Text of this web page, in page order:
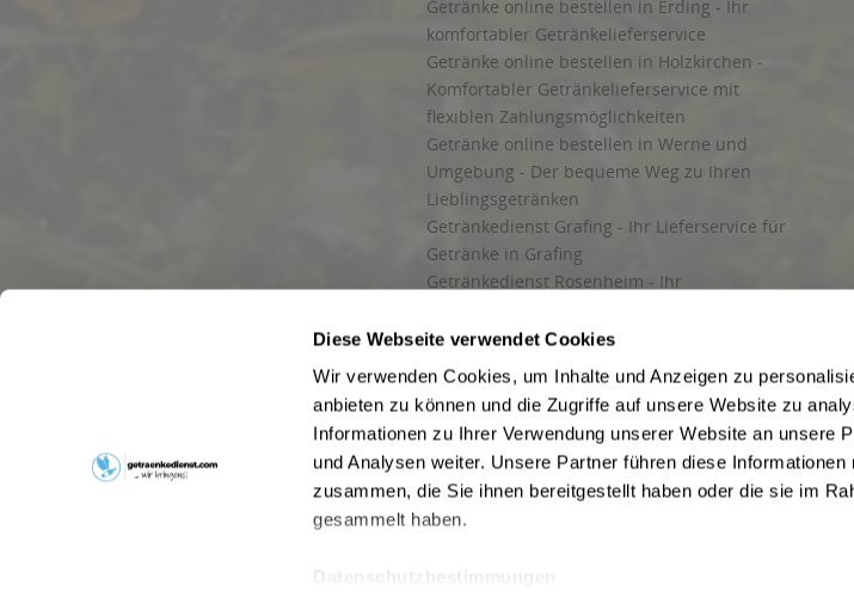
Diese Webseite verwendet Cookies
Wir verwenden Cookies, um Inhalte und Anzeigen zu
anbieten zu können und die Zugriffe auf unsere Website zu
Informationen zu Ihrer Verwendung unserer Website an unsere
und Analysen weiter. Unsere Partner führen diese
zusammen, die Sie ihnen bereitgestellt haben oder die sie im
gesammelt haben.
Getränke online bestellen in Erding - Ihr
komfortabler Getränkelieferservice
Getränke online bestellen in Holzkirchen -
Komfortabler Getränkelieferservice mit
flexiblen Zahlungsmöglichkeiten
Getränke online bestellen in Werne und
Umgebung - Der bequeme Weg zu Ihren
Lieblingsgetränken
Getränkedienst Grafing - Ihr Lieferservice für
Getränke in Grafing
Getränkedienst Rosenheim - Ihr
und Umgebung
Getränkelieferung in Starnberg
Liefergebiet
Lieferservice für Getränke
Wir liefern Getränke
Kontakt
Newsletter